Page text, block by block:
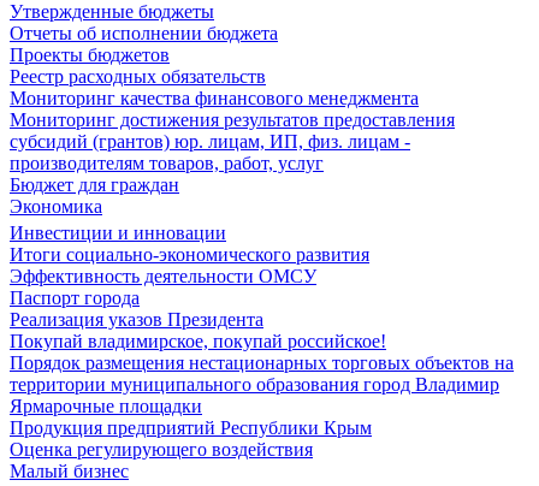
Утвержденные бюджеты
Отчеты об исполнении бюджета
Проекты бюджетов
Реестр расходных обязательств
Мониторинг качества финансового менеджмента
Мониторинг достижения результатов предоставления
субсидий (грантов) юр. лицам, ИП, физ. лицам -
производителям товаров, работ, услуг
Бюджет для граждан
Экономика
Инвестиции и инновации
Итоги социально-экономического развития
Эффективность деятельности ОМСУ
Паспорт города
Реализация указов Президента
Покупай владимирское, покупай российское!
Порядок размещения нестационарных торговых объектов на
территории муниципального образования город Владимир
Ярмарочные площадки
Продукция предприятий Республики Крым
Оценка регулирующего воздействия
Малый бизнес